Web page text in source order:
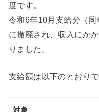
度です。
令和6年10月支給分（
に撤廃され、収入にか
りました。
支給額は以下のとおりで
対象